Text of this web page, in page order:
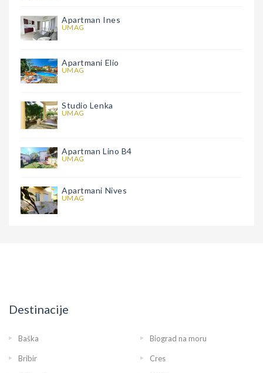
Apartman Ines
UMAG
Apartmani Elio
UMAG
Studio Lenka
UMAG
Apartman Lino B4
UMAG
Apartmani Nives
UMAG
Destinacije
Baška Biograd na moru
Bribir Cres